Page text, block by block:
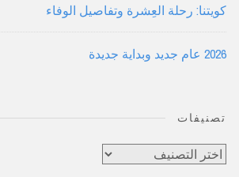
كويتنا: رحلة العِشرة وتفاصيل الوفاء
2026 عام جديد وبداية جديدة
تصنيفات
تصنيفات